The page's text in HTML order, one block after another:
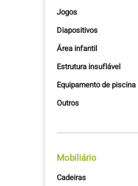
Jogos
Diapositivos
Área infantil
Estrutura insuflável
Equipamento de piscina
Outros
Mobiliário
Cadeiras